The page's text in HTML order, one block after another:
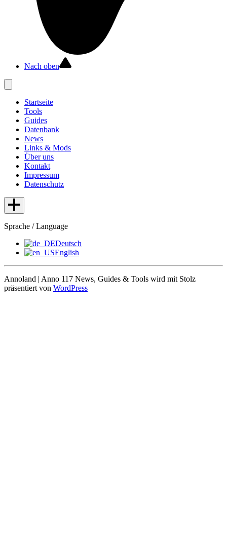
Nach oben
Startseite
Tools
Guides
Datenbank
News
Links & Mods
Über uns
Kontakt
Impressum
Datenschutz
Sprache / Language
Deutsch
English
Annoland | Anno 117 News, Guides & Tools wird mit Stolz
präsentiert von WordPress